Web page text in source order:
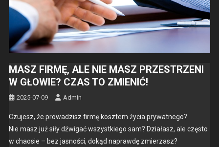
MASZ FIRMĘ, ALE NIE MASZ PRZESTRZENI
W GŁOWIE? CZAS TO ZMIENIĆ!
2025-07-09 Admin
Czu­jesz, że prowadzisz fir­mę kosztem życia pry­wat­nego?
Nie masz już siły dźwigać wszys­tkiego sam? Dzi­ałasz, ale częs­to
w chaosie – bez jas­noś­ci, dokąd naprawdę zmierza­sz?